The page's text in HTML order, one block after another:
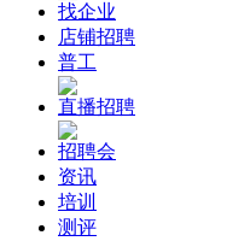
找企业
店铺招聘
普工
直播招聘
招聘会
资讯
培训
测评